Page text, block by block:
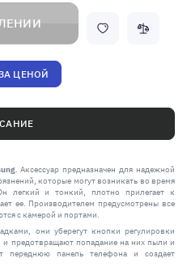
ЦЕНОЙ
. Аксессуар предназначен для надежной
которые могут возникать во время
легкий и тонкий, плотно прилегает к
ее. Производителем предусмотрены все
с камерой и портами.
они уберегут кнопки регулировки
и предотвращают попадание на них пыли и
переднюю панель телефона и создает